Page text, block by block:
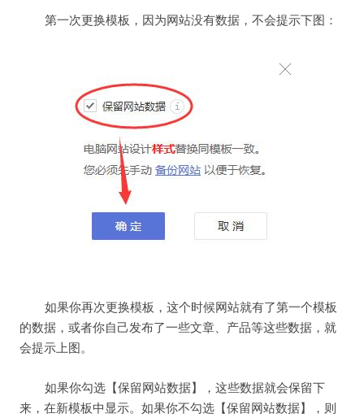
第一次更换模板，因为网站没有数据，不会提示下图：
如果你再次更换模板，这个时候网站就有了第一个模板
的数据，或者你自己发布了一些文章、产品等这些数据，就
会提示上图。
如果你勾选【保留网站数据】，这些数据就会保留下
来，在新模板中显示。如果你不勾选【保留网站数据】，则